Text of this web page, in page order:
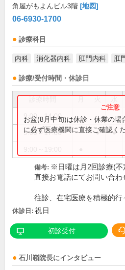
角屋がもよんビル3階 [地図]
06-6930-1700
診療科目
内科 消化器内科 肛門内科 肛
診療/受付時間・休診日
9:00～14:00
9:00～17:00 ● ●
お盆(8月中旬)は休診・休業の場
に必ず医療機関に直接ご確認くだ
備考: ※日曜は月2回診療(不
直接お電話にてお問い合わ
往診、在宅医療を積極的行
休診日: 祝日
初診受付
石川嶺院長にインタビュー